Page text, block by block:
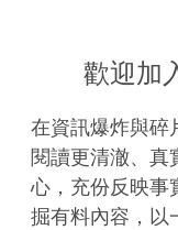
歡迎加
在資訊爆炸與碎
閱讀更清澈、真
心，充份反映事
掘有料內容，以